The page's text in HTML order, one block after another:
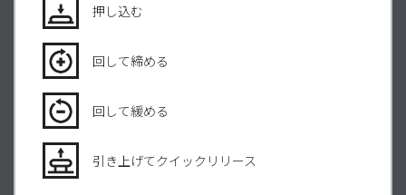
押し込む
回して締める
回して緩める
引き上げてクイックリリース